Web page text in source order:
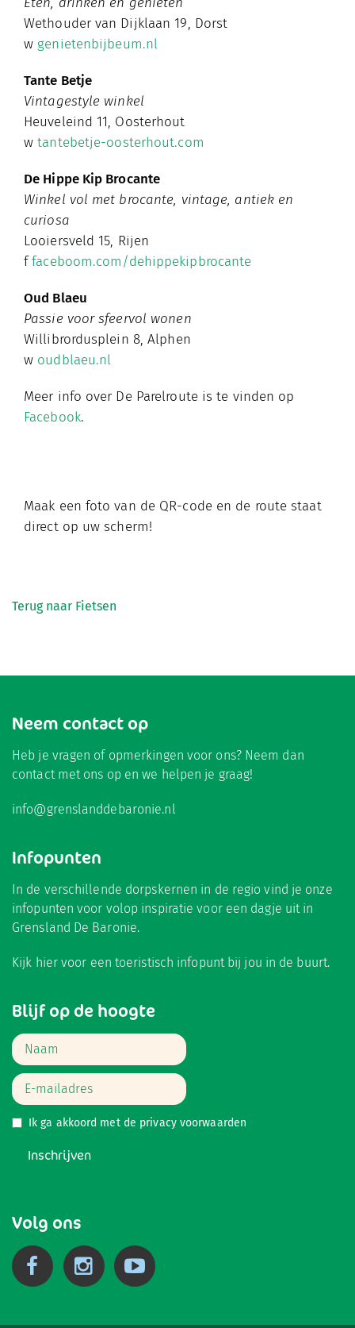
Wethouder van Dijklaan 19, Dorst
w genietenbijbeum.nl
Tante Betje
Vintagestyle winkel
Heuveleind 11, Oosterhout
wtantebetje-oosterhout.com
De Hippe Kip Brocante
Winkel vol met brocante, vintage, antiek en
curiosa
Looiersveld 15, Rijen
ffaceboom.com/dehippekipbrocante
Oud Blaeu
Passie voor sfeervol wonen
Willibrordusplein 8, Alphen
w oudblaeu.nl
Meer info over De Parelroute is te vinden op
Facebook.
Maak een foto van de QR-code en de route staat
direct op uw scherm!
Terug naar Fietsen
Neem contact op
Heb je vragen of opmerkingen voor ons? Neem dan
contact met ons op en we helpen je graag!
info@grenslanddebaronie.nl
Infopunten
In de verschillende dorpskernen in de regio vind je onze
infopunten voor volop inspiratie voor een dagje uit in
Grensland De Baronie.
Kijk hiervoor een toeristisch infopunt bij jou in de buurt.
Blijf op de hoogte
Ik ga akkoord met de privacy voorwaarden
Inschrijven
Volg ons